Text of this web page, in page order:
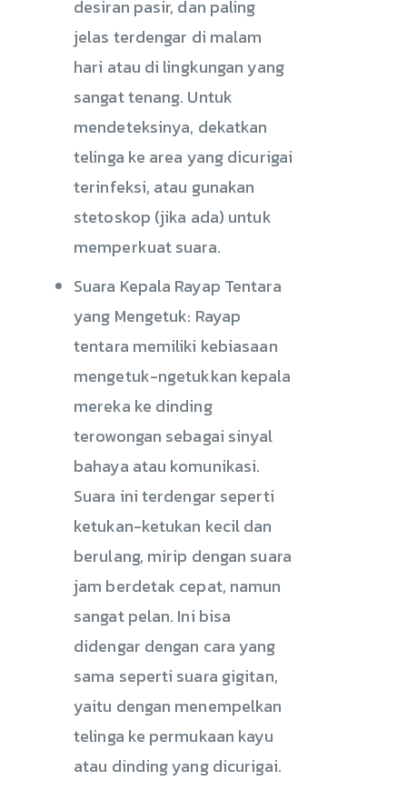
desiran pasir, dan paling
jelas terdengar di malam
hari atau di lingkungan yang
sangat tenang. Untuk
mendeteksinya, dekatkan
telinga ke area yang dicurigai
terinfeksi, atau gunakan
stetoskop (jika ada) untuk
memperkuat suara.
Suara Kepala Rayap Tentara
yang Mengetuk: Rayap
tentara memiliki kebiasaan
mengetuk-ngetukkan kepala
mereka ke dinding
terowongan sebagai sinyal
bahaya atau komunikasi.
Suara ini terdengar seperti
ketukan-ketukan kecil dan
berulang, mirip dengan suara
jam berdetak cepat, namun
sangat pelan. Ini bisa
didengar dengan cara yang
sama seperti suara gigitan,
yaitu dengan menempelkan
telinga ke permukaan kayu
atau dinding yang dicurigai.